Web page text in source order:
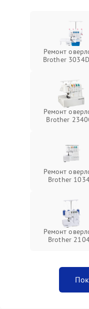
Ремонт
Brother
Ремонт
Brother
Ремонт
Brother
Ремонт
Brother